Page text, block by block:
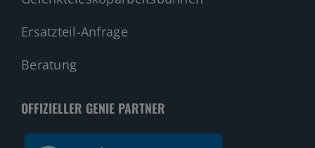
Ersatzteil-Anfrage
Beratung
OFFIZIELLER GENIE PARTNER